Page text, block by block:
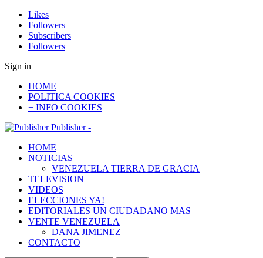
Likes
Followers
Subscribers
Followers
Sign in
HOME
POLITICA COOKIES
+ INFO COOKIES
Publisher -
HOME
NOTICIAS
VENEZUELA TIERRA DE GRACIA
TELEVISION
VIDEOS
ELECCIONES YA!
EDITORIALES UN CIUDADANO MAS
VENTE VENEZUELA
DANA JIMENEZ
CONTACTO